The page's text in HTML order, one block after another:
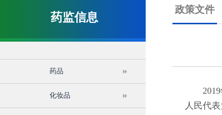
国家药监局药审中心关于发布《预防用mRNA疫苗临床
国家药监局药审中心关于发布《关于开发适宜药品包装
国家药监局 国家卫生健康委 国家中医药局 国家疾控局
关于举办第十六届中国医疗器械监督管理国际会议的通
药监信息
药品
化妆品
政策文件
2019年
人民代